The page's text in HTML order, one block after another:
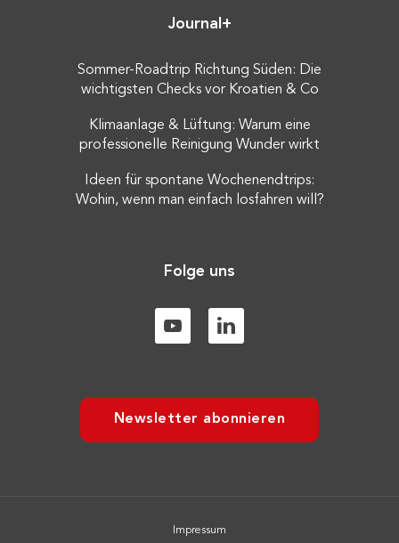
Journal+
Sommer-Roadtrip Richtung Süden: Die
wichtigsten Checks vor Kroatien & Co
Klimaanlage & Lüftung: Warum eine
professionelle Reinigung Wunder wirkt
Ideen für spontane Wochenendtrips:
Wohin, wenn man einfach losfahren will?
Folge uns
Newsletter abonnieren
Impressum